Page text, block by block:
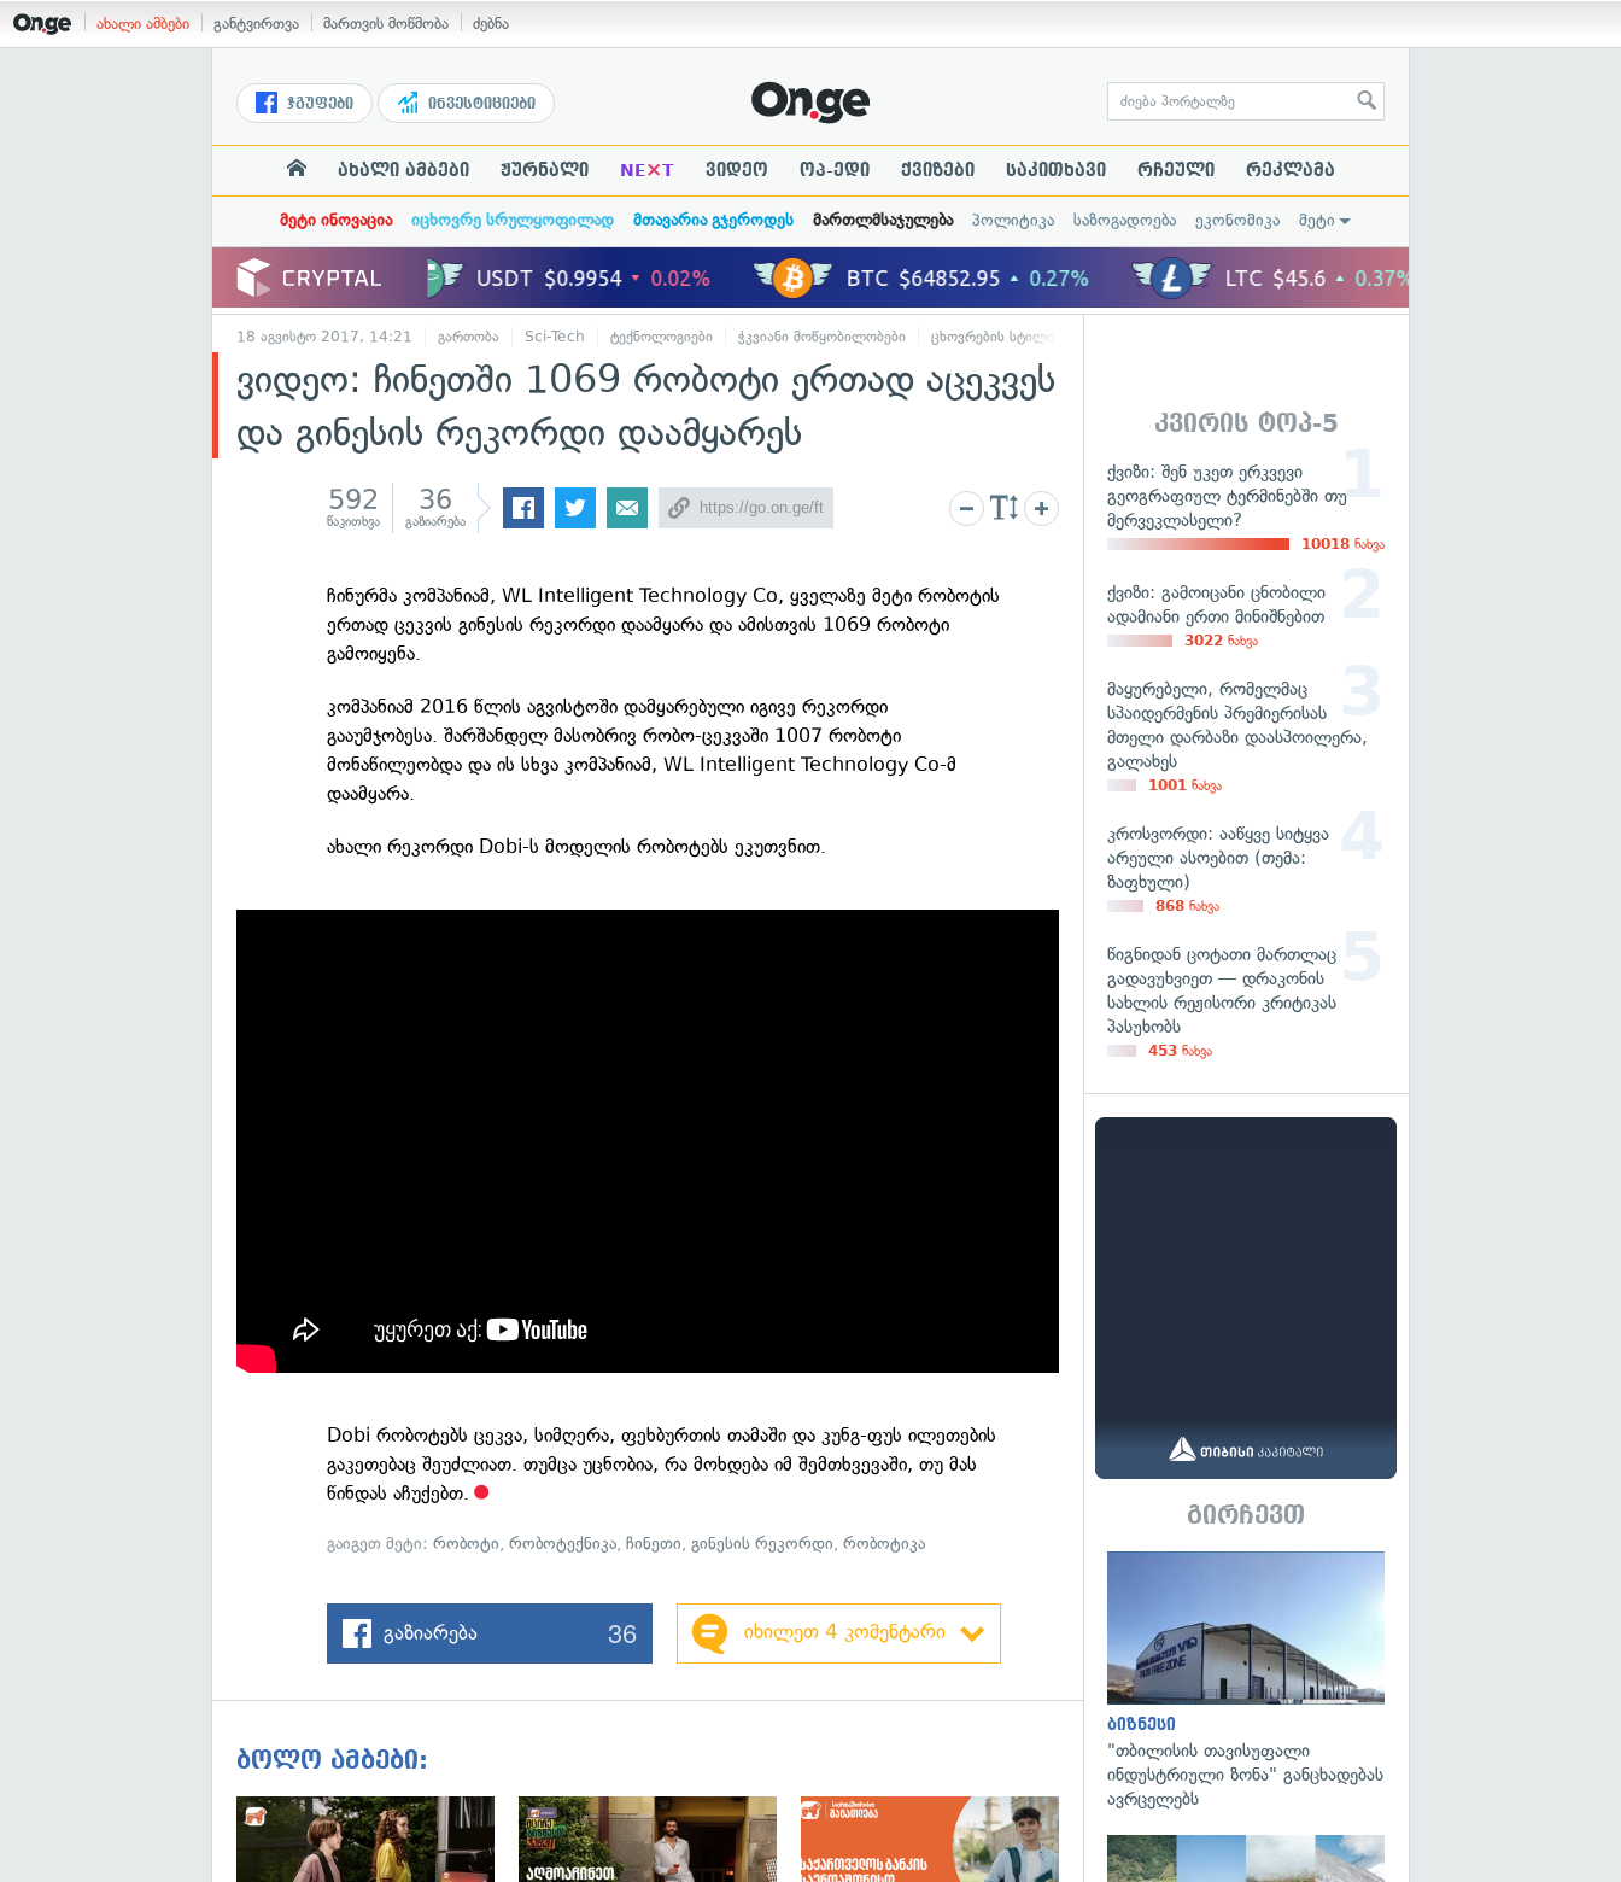
ახალი ამბები განტვირთვა მართვის მოწმობა ძებნა
ჯგუფები ინვესტიციები
ახალი ამბები ჟურნალი NE×T ვიდეო ოპ-ედი ქვიზები საკითხავი რჩეული რეკლამა
მეტი ინოვაცია იცხოვრე სრულყოფილად მთავარია გჯეროდეს მართლმსაჯულება პოლიტიკა საზოგადოება ეკონომიკა მეტი
18 აგვისტო 2017, 14:21 გართობა Sci-Tech ტექნოლოგიები ჭკვიანი მოწყობილობები ცხოვრების სტილი
ვიდეო: ჩინეთში 1069 რობოტი ერთად აცეკვეს
და გინესის რეკორდი დაამყარეს
592
წაკითხვა
36
გაზიარება
ჩინურმა კომპანიამ, WL Intelligent Technology Co, ყველაზე მეტი რობოტის
ერთად ცეკვის გინესის რეკორდი დაამყარა და ამისთვის 1069 რობოტი
გამოიყენა.
კომპანიამ 2016 წლის აგვისტოში დამყარებული იგივე რეკორდი
გააუმჯობესა. შარშანდელ მასობრივ რობო-ცეკვაში 1007 რობოტი
მონაწილეობდა და ის სხვა კომპანიამ, WL Intelligent Technology Co-მ
დაამყარა.
ახალი რეკორდი Dobi-ს მოდელის რობოტებს ეკუთვნით.
Dobi რობოტებს ცეკვა, სიმღერა, ფეხბურთის თამაში და კუნგ-ფუს ილეთების
გაკეთებაც შეუძლიათ. თუმცა უცნობია, რა მოხდება იმ შემთხვევაში, თუ მას
წინდას აჩუქებთ.
გაიგეთ მეტი:რობოტი,რობოტექნიკა,ჩინეთი,გინესის რეკორდი,რობოტიკა
გაზიარება 36 იხილეთ 4 კომენტარი
ბოლო ამბები:
კვირის ტოპ-5
ქვიზი: შენ უკეთ ერკვევი
გეოგრაფიულ ტერმინებში თუ
მერვეკლასელი?
10018 ნახვა
ქვიზი: გამოიცანი ცნობილი
ადამიანი ერთი მინიშნებით
3022 ნახვა
მაყურებელი, რომელმაც
სპაიდერმენის პრემიერისას
მთელი დარბაზი დაასპოილერა,
გალახეს
1001 ნახვა
კროსვორდი: ააწყვე სიტყვა
არეული ასოებით (თემა:
ზაფხული)
868 ნახვა
წიგნიდან ცოტათი მართლაც
გადავუხვიეთ — დრაკონის
სახლის რეჟისორი კრიტიკას
პასუხობს
453 ნახვა
გირჩევთ
ბიზნესი
"თბილისის თავისუფალი
ინდუსტრიული ზონა" განცხადებას
ავრცელებს